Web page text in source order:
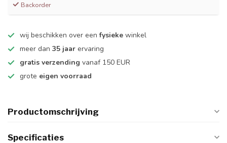
Backorder
wij beschikken over eenfysieke winkel
meer dan 35 jaar ervaring
gratis verzending vanaf 150 EUR
grote eigen voorraad
Productomschrijving
Specificaties